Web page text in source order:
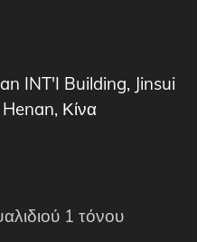
INT'I Building, Jinsui
Κίνα
1 τόνου